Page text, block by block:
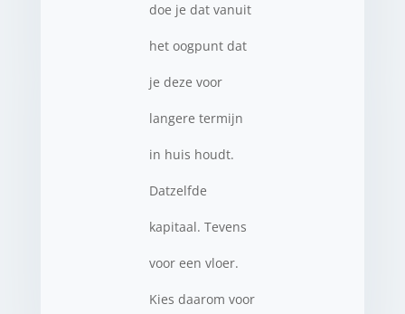
doe je dat vanuit
het oogpunt dat
je deze voor
langere termijn
in huis houdt.
Datzelfde
kapitaal. Tevens
voor een vloer.
Kies daarom voor